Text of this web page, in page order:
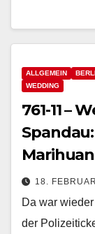
ALLGEMEIN
WEDDING
761-11 –
18.
Da war
der